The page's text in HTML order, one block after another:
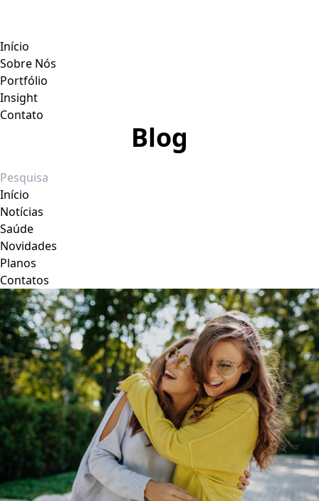
Início
Sobre Nós
Portfólio
Insight
Contato
Blog
Início
Notícias
Saúde
Novidades
Planos
Contatos